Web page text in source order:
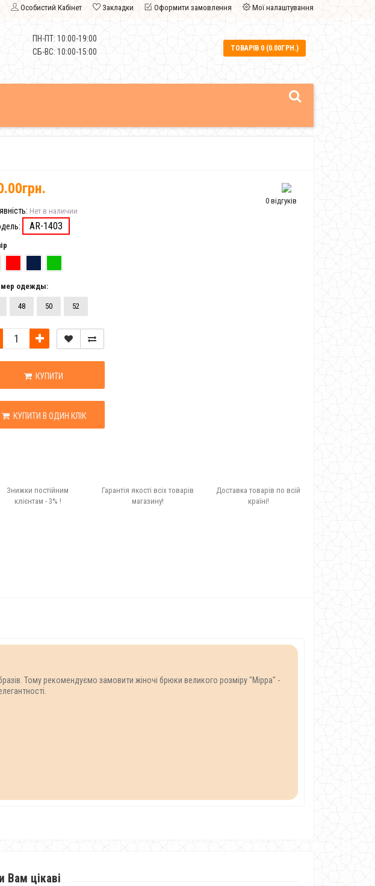
Особистий Кабінет Закладки Оформити замовлення Мої налаштування
ПН-ПТ: 10:00-19:00
СБ-ВС: 10:00-15:00
ТОВАРІВ 0 (0.00ГРН.)
0 відгуків
Нет в наличии
AR-1403
одежды:
48 50 52
КУПИТИ
КУПИТИ В ОДИН КЛІК
Знижки постійним
клієнтам - 3% !
Гарантія якості всіх товарів
магазину!
Доставка товарів по всій
країні!
Тому рекомендуємо замовити жіночі брюки великого розміру "Мірра" -
Вам цікаві